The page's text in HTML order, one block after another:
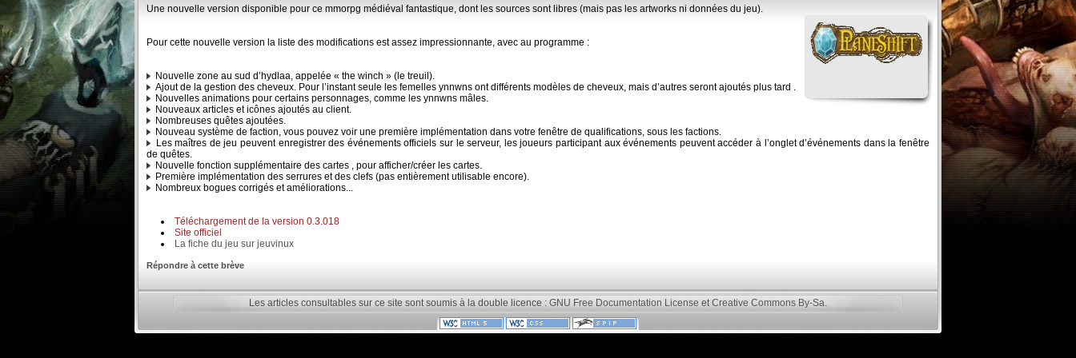
Une nouvelle version disponible pour ce mmorpg médiéval fantastique, dont les sources sont libres (mais pas les artworks ni données du jeu).
Pour cette nouvelle version la liste des modifications est assez impressionnante, avec au programme :
Nouvelle zone au sud d’hydlaa, appelée « the winch » (le treuil).
Ajout de la gestion des cheveux. Pour l’instant seule les femelles ynnwns ont différents modèles de cheveux, mais d’autres seront ajoutés plus tard .
Nouvelles animations pour certains personnages, comme les ynnwns mâles.
Nouveaux articles et icônes ajoutés au client.
Nombreuses quêtes ajoutées.
Nouveau système de faction, vous pouvez voir une première implémentation dans votre fenêtre de qualifications, sous les factions.
Les maîtres de jeu peuvent enregistrer des événements officiels sur le serveur, les joueurs participant aux événements peuvent accéder à l’onglet d’événements dans la fenêtre
de quêtes.
Nouvelle fonction supplémentaire des cartes , pour afficher/créer les cartes.
Première implémentation des serrures et des clefs (pas entièrement utilisable encore).
Nombreux bogues corrigés et améliorations...
Téléchargement de la version 0.3.018
Site officiel
La fiche du jeu sur jeuvinux
Répondre à cette brève
Les articles consultables sur ce site sont soumis à la double licence : GNU Free Documentation License etCreative Commons By-Sa.